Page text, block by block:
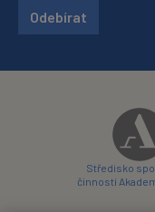
Odebírat
Středisko
činností